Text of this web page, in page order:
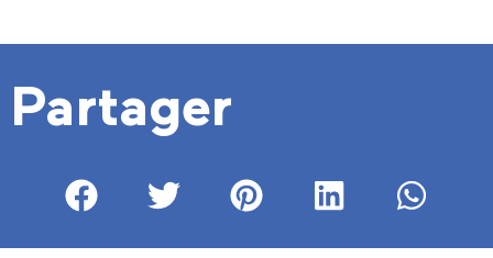
Partager